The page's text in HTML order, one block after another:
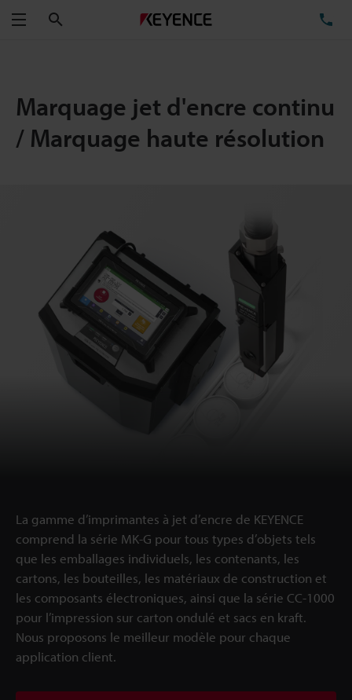
Menu
Marquage jet d'encre continu
/ Marquage haute résolution
La gamme d’imprimantes à jet d’encre de KEYENCE
comprend la série MK-G pour tous types d’objets tels
que les emballages individuels, les contenants, les
cartons, les bouteilles, les matériaux de construction et
les composants électroniques, ainsi que la série CC-1000
pour l’impression sur carton ondulé et sacs en kraft.
Nous proposons le meilleur modèle pour chaque
application client.